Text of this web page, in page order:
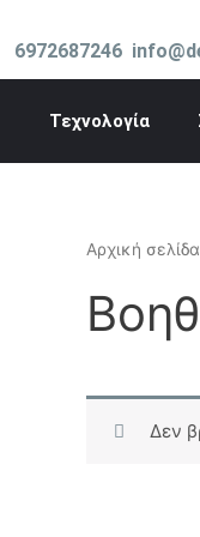
στο6972687246
Τεχνολογία
Αρχική σελίδα
Δεν